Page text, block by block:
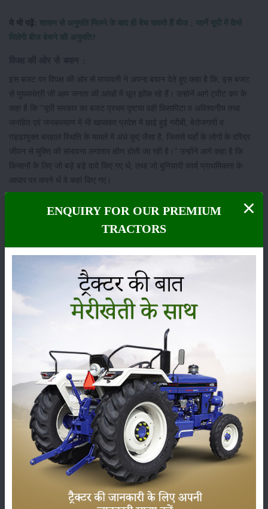
ये भी पढ़ें: शासन से अनुमति मिलने के बाद ही बेच सकते हैं बीज : जानें यूपी में कैसे
मिलेगी बीज बेचने की अनुमति?
इस बजट पर विपक्ष की ओर से मायावती ने अपना बयान देते हुए कहा है कि, इस बजट
से मुख्यमंत्री जी आम जनता की आंखों में धूल झोंक रहे हैं। उन्होनें आगे ट्वीट कर के
कहा है कि "यूपी सरकार का बजट प्रथम दृष्टया वही घिसापिटा व अविश्वनीय तथा
जनहित एवं जनकल्याण में भी खासकर प्रदेश में छाई हुई गरीबी, बेरोजगारी व
गड्ढायुक्त बदहाल स्थिति के मामले में अंधे कुएं जैसा है, जिससे यहाँ के लोगों के दरिद्र
जीवन से मुक्ति की संभावना लगातार क्षीण होती जा रही है।" उन्होंने आगे कहा है कि
किसानों के लिए जो बड़े बड़े वादे किए गए थे, तथा जो बुनियादी कार्य प्राथमिकता के
आधार पर करने थे वे कहां किए गए।
वहीं कांग्रेस प्रवक्ता ने कहा कि बीजेपी ने इतने बजट पेश किए है जिसमे केवल नंबर
बढ़ाए गए है, इससे किसानों को कोई फायदा नही मिला है। बेरोजगारी और गरीबी अपनी
चरम सीमा पर है। बजट के बारे में जो कुछ भी मुख्यमंत्री जी ने कहा है, उससे आम
जनता और किसानों को कोई फायदा नही है। साथ ही वे कहते हैं उनके इन कामों से
जनता का कोई फायदा नहीं होगा। वहीं यूपी के मुख्यमंत्री योगी जी ने बजट प्रस्तुत
करने के बाद अपने प्रेस कॉन्फ्रेंस में कहा है कि यह बजट 2022-2023 का है, जिससे
यूपी की 25 करोड़ जनता का फायदा होगा और साथ ही यह बजट उत्तर प्रदेश के गरीब
किसानों और नौजवानों की इच्छाओं को ध्यान में रख कर बनाया गया है। इसके अलावा
उन्होनें कहा है कि यह बजट प्रदेश के उज्जवल भविष्य को ध्यान में रखते हुए बनाया
फसल भंडारण
कीटनाशक पशुपालन
ENQUIRY FOR OUR PREMIUM
TRACTORS